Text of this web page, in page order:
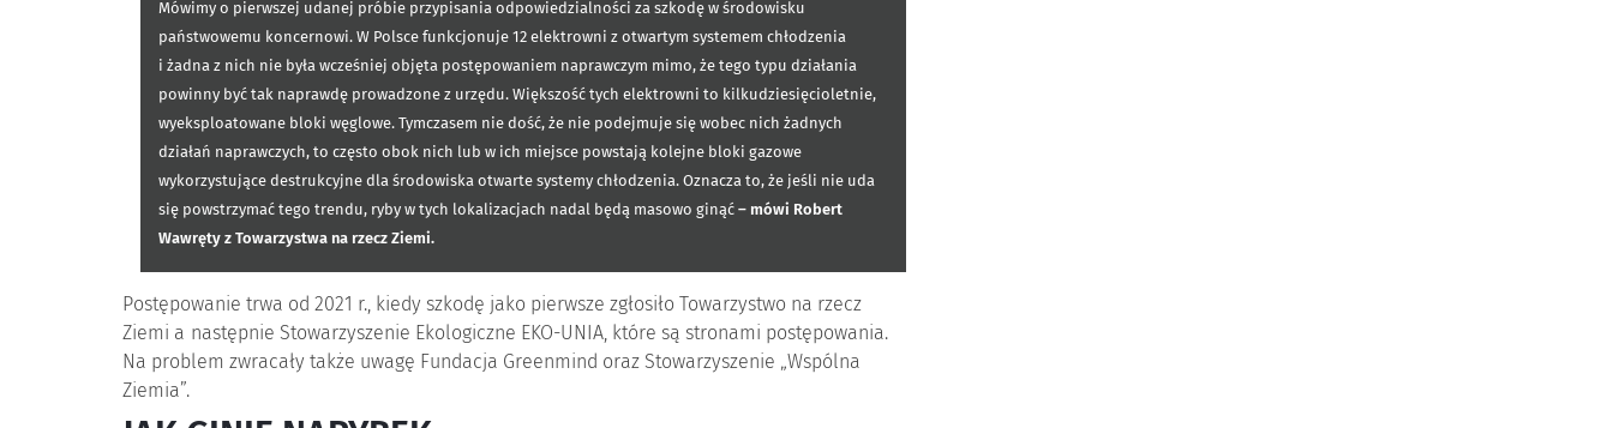
Mówimy o pierwszej udanej próbie przypisania odpowiedzialności za szkodę w środowisku
państwowemu koncernowi. W Polsce funkcjonuje 12 elektrowni z otwartym systemem chłodzenia
i żadna z nich nie była wcześniej objęta postępowaniem naprawczym mimo, że tego typu działania
powinny być tak naprawdę prowadzone z urzędu. Większość tych elektrowni to kilkudziesięcioletnie,
wyeksploatowane bloki węglowe. Tymczasem nie dość, że nie podejmuje się wobec nich żadnych
działań naprawczych, to często obok nich lub w ich miejsce powstają kolejne bloki gazowe
wykorzystujące destrukcyjne dla środowiska otwarte systemy chłodzenia. Oznacza to, że jeśli nie uda
się powstrzymać tego trendu, ryby w tych lokalizacjach nadal będą masowo ginąć – mówi Robert
Wawręty z Towarzystwa na rzecz Ziemi.
Postępowanie trwa od 2021 r., kiedy szkodę jako pierwsze zgłosiło Towarzystwo na rzecz
Ziemi a następnie Stowarzyszenie Ekologiczne EKO-UNIA, które są stronami postępowania.
Na problem zwracały także uwagę Fundacja Greenmind oraz Stowarzyszenie „Wspólna
Ziemia”.